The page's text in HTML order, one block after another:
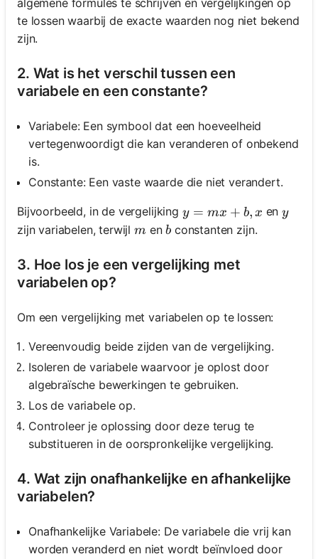
algemene formules te schrijven en vergelijkingen op
te lossen waarbij de exacte waarden nog niet bekend
zijn.
2. Wat is het verschil tussen een
variabele en een constante?
Variabele: Een symbool dat een hoeveelheid
vertegenwoordigt die kan veranderen of onbekend
is.
Constante: Een vaste waarde die niet verandert.
Bijvoorbeeld, in de vergelijking y=m x+b, x
y = mx + b, x eny
y
zijn variabelen, terwijl m
menb
b constanten zijn.
3. Hoe los je een vergelijking met
variabelen op?
Om een vergelijking met variabelen op te lossen:
Vereenvoudig beide zijden van de vergelijking.
Isoleren de variabele waarvoor je oplost door
algebraïsche bewerkingen te gebruiken.
Los de variabele op.
Controleer je oplossing door deze terug te
substitueren in de oorspronkelijke vergelijking.
4. Wat zijn onafhankelijke en afhankelijke
variabelen?
Onafhankelijke Variabele: De variabele die vrij kan
worden veranderd en niet wordt beïnvloed door